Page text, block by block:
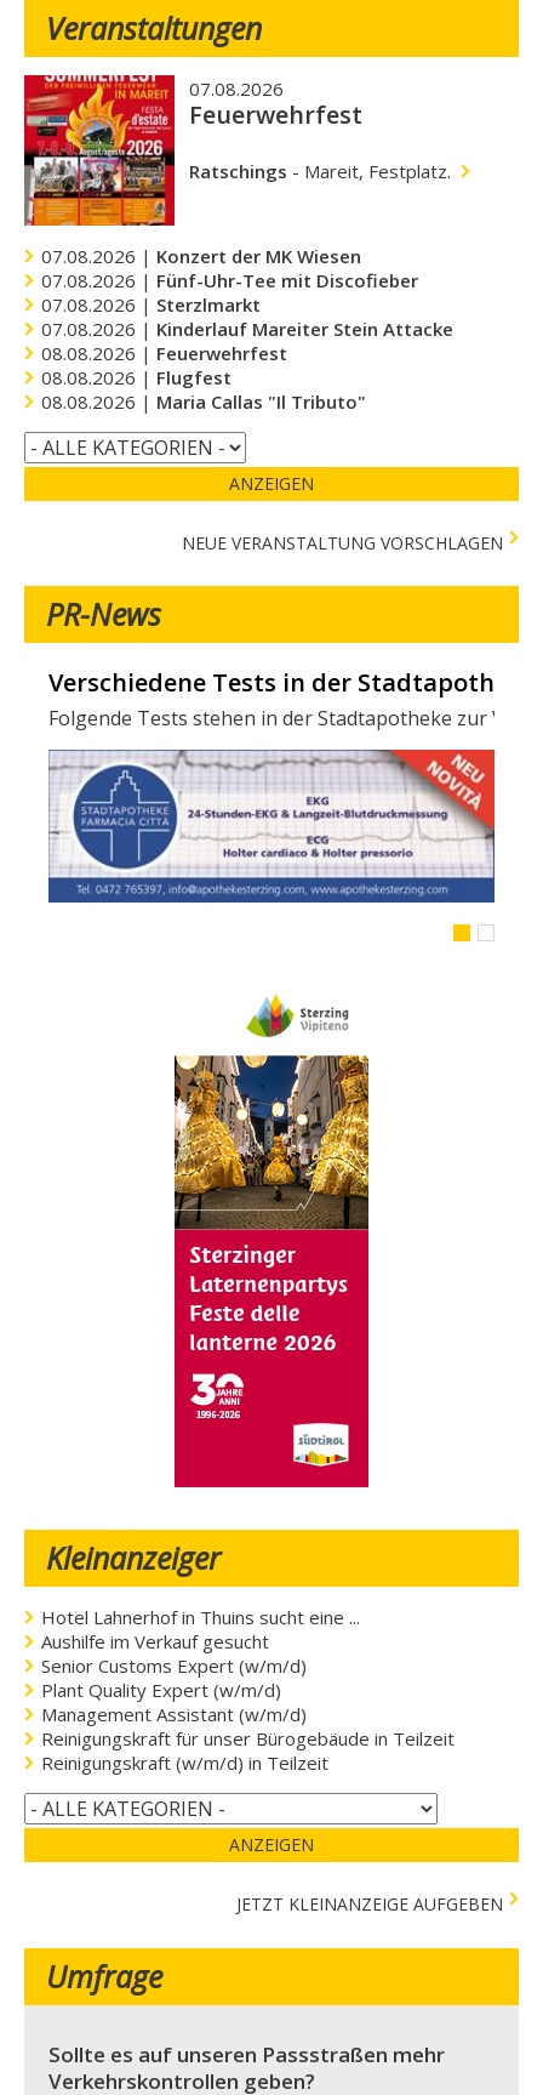
Veranstaltungen
07.08.2026
Feuerwehrfest
Ratschings - Mareit, Festplatz.
07.08.2026 | Konzert der MK Wiesen
07.08.2026 | Fünf-Uhr-Tee mit Discofieber
07.08.2026 | Sterzlmarkt
07.08.2026 | Kinderlauf Mareiter Stein Attacke
08.08.2026 | Feuerwehrfest
08.08.2026 | Flugfest
08.08.2026 | Maria Callas "Il Tributo"
ANZEIGEN
NEUE VERANSTALTUNG VORSCHLAGEN
PR-News
Verschiedene Tests in der
Folgende Tests stehen in der Stadtapotheke zur
Kleinanzeiger
Hotel Lahnerhof in Thuins sucht eine ...
Aushilfe im Verkauf gesucht
Senior Customs Expert (w/m/d)
Plant Quality Expert (w/m/d)
Management Assistant (w/m/d)
Reinigungskraft für unser Bürogebäude in Teilzeit
Reinigungskraft (w/m/d) in Teilzeit
ANZEIGEN
JETZT KLEINANZEIGE AUFGEBEN
Umfrage
Sollte es auf unseren Passstraßen mehr
Verkehrskontrollen geben?